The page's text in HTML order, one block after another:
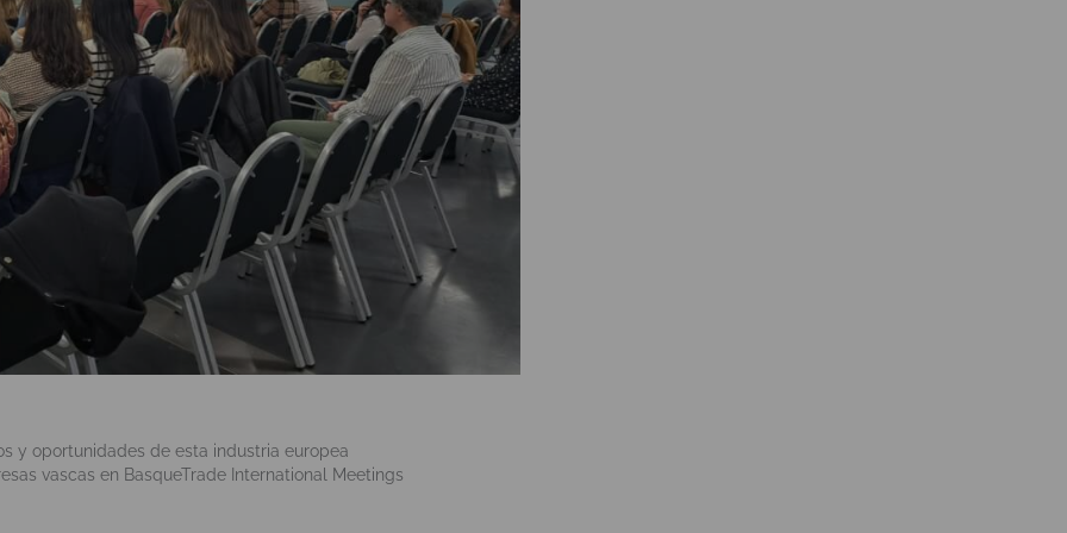
y oportunidades de esta industria europea
vascas en BasqueTrade International Meetings